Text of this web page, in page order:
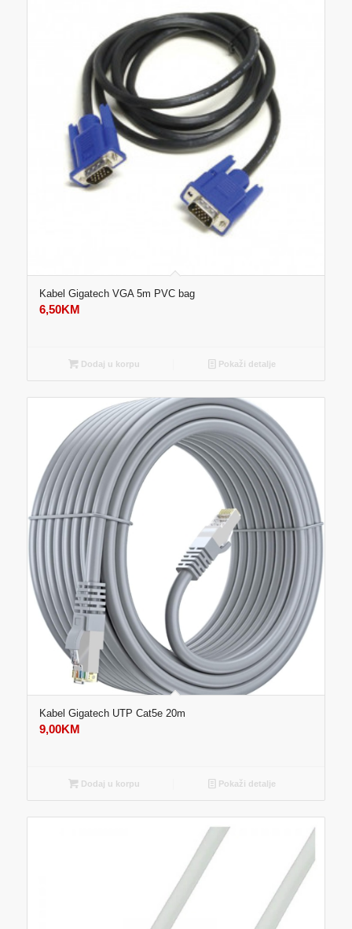
Kabel Gigatech VGA 5m PVC bag
6,50KM
Dodaj u korpu Pokaži detalje
Kabel Gigatech UTP Cat5e 20m
9,00KM
Dodaj u korpu Pokaži detalje